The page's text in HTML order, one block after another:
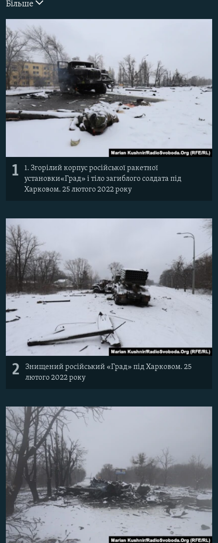
СВІДЧЕННЯ ОКУПАЦІЇ
УКРАЇНСЬКА ПРОБЛЕМА КРИМУ
ІНФОГРАФІКА
Русский
Qırımtatar
ДОЛУЧАЙСЯ!
Усі сайти RFE/RL
Більше
1
1. Згорілий корпус російської ракетної
установки«Град» і тіло загиблого солдата під
Харковом. 25 лютого 2022 року
2
Знищений російський «Град» під Харковом. 25
лютого 2022 року